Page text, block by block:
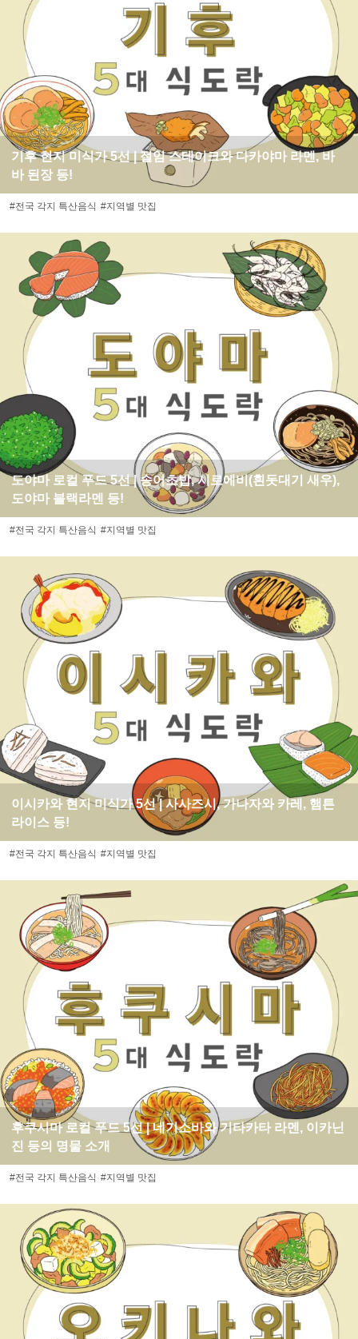
기후 현지 미식가 5선 | 절임 스테이크와 다카야마 라멘, 바
바 된장 등!
#전국 각지 특산음식 #지역별 맛집
도야마 로컬 푸드 5선 | 송어초밥, 시로에비(흰돗대기 새우),
도야마 블랙라멘 등!
#전국 각지 특산음식 #지역별 맛집
이시카와 현지 미식가 5선 | 사사즈시, 가나자와 카레, 햄튼
라이스 등!
#전국 각지 특산음식 #지역별 맛집
후쿠시마 로컬 푸드 5선 | 네기소바와 기타카타 라멘, 이카닌
진 등의 명물 소개
#전국 각지 특산음식 #지역별 맛집